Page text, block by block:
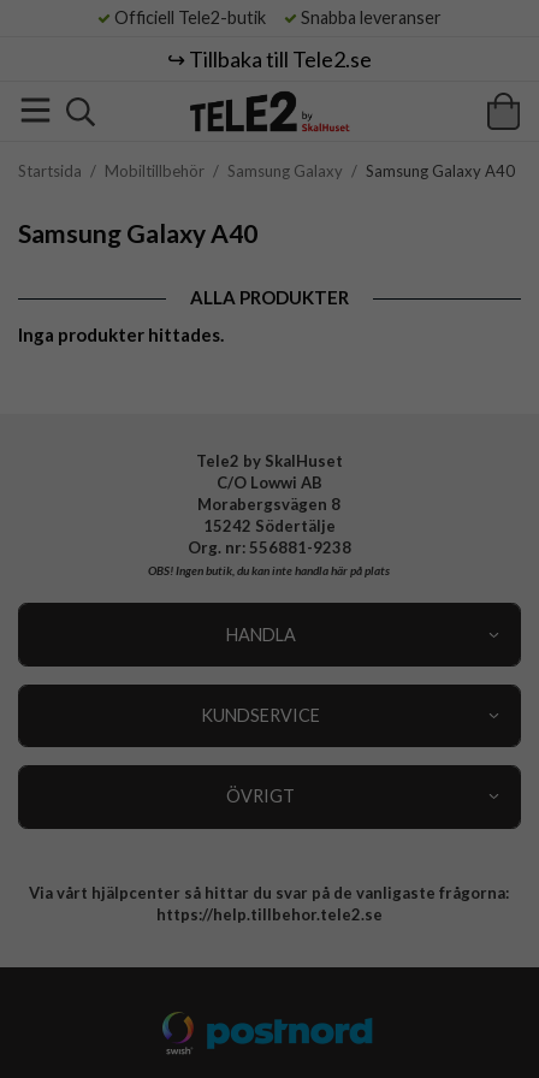
Officiell Tele2-butik Snabba leveranser
↪️ Tillbaka till Tele2.se
Startsida / Mobiltillbehör / Samsung Galaxy / Samsung Galaxy A40
Samsung Galaxy A40
ALLA PRODUKTER
Inga produkter hittades.
Tele2 by SkalHuset
C/O Lowwi AB
Morabergsvägen 8
15242 Södertälje
Org. nr: 556881-9238
OBS!Ingen butik, du kan inte handla här på plats
HANDLA
KUNDSERVICE
ÖVRIGT
Integritetspolicy
Via vårt hjälpcenter så hittar du svar på de vanligaste frågorna:
https://help.tillbehor.tele2.se